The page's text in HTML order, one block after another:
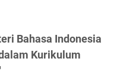
Bahasa Indonesia
Kurikulum